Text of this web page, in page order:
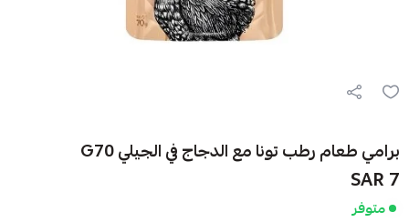
برامي طعام رطب تونا مع الدجاج في الجيلي G70
7 SAR
متوفر